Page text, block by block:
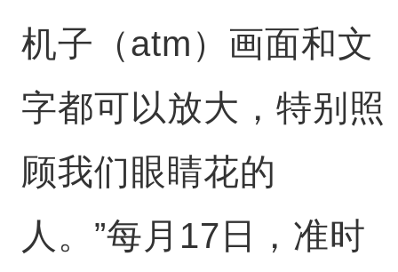
机子（atm）画面和文
字都可以放大，特别照
顾我们眼睛花的
人。”每月17日，准时